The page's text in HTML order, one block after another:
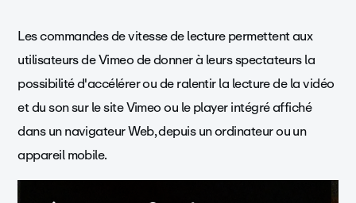
Les commandes de vitesse de lecture permettent aux
utilisateurs de Vimeo de donner à leurs spectateurs la
possibilité d'accélérer ou de ralentir la lecture de la vidéo
et du son sur le site Vimeo ou le player intégré affiché
dans un navigateur Web, depuis un ordinateur ou un
appareil mobile.